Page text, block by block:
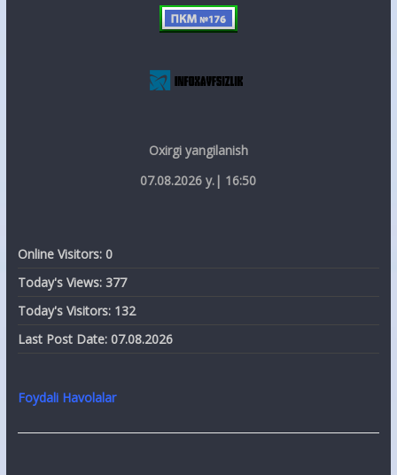
Oxirgi yangilanish
07.08.2026 y.| 16:50
Online Visitors: 0
Today's Views: 377
Today's Visitors: 132
Last Post Date: 07.08.2026
Foydali Havolalar